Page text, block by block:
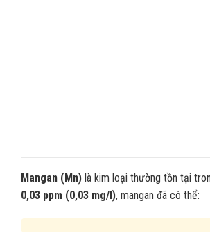
Mangan (Mn) là kim loại thường tồn tại
0,03 ppm (0,03 mg/l), mangan đã có thể: